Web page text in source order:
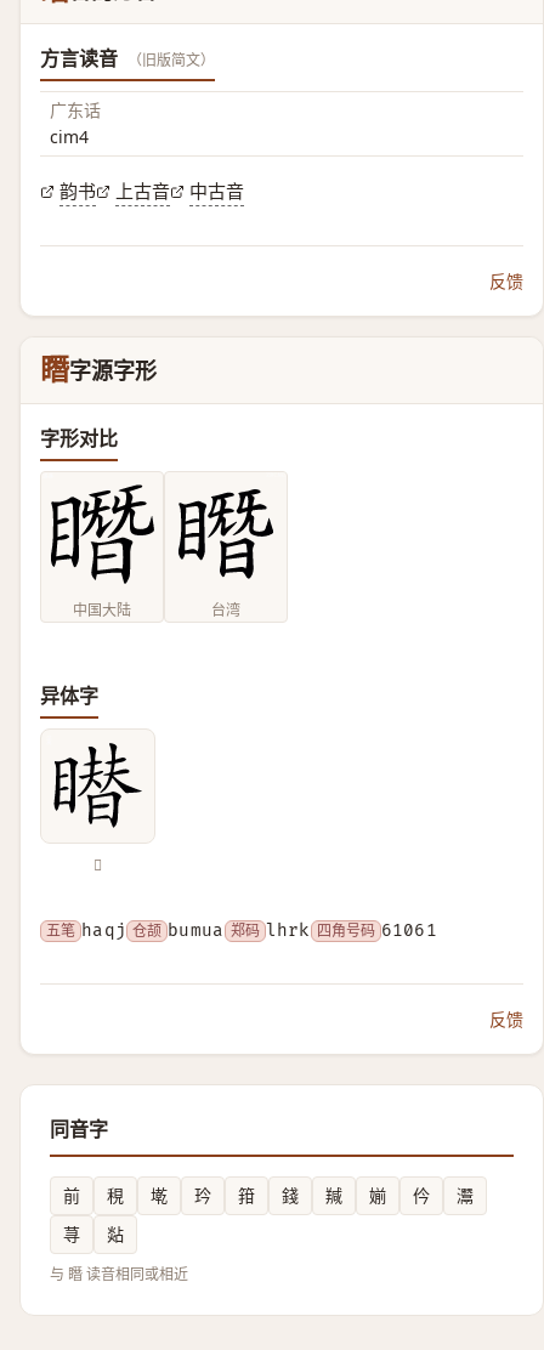
方言读音 （旧版简文）
广东话
cim4
韵书 上古音 中古音
反馈
䁮字源字形
字形对比
中国大陆 台湾
异体字
𥋋
五笔 haqj 仓颉 bumua 郑码 lhrk 四角号码 61061
反馈
同音字
前 䅐 墘 玪 箝 錢 羬 媊 仱
灊
荨
煔
与 䁮 读音相同或相近